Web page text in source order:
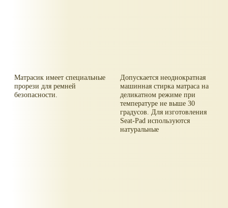
Матрасик имеет специальные
прорези для ремней
безопасности.
Допускается неоднократная
машинная стирка матраса на
деликатном режиме при
температуре не выше 30
градусов. Для изготовления
Seat-Pad используются
натуральные